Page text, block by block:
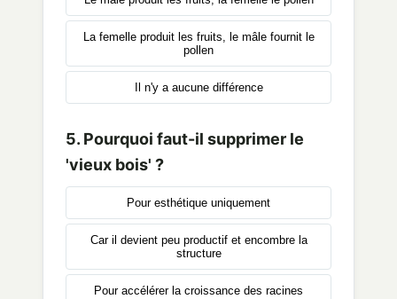
La femelle produit les fruits, le mâle fournit le
pollen
Il n'y a aucune différence
5. Pourquoi faut-il supprimer le
'vieux bois' ?
Pour esthétique uniquement
Car il devient peu productif et encombre la
structure
Pour accélérer la croissance des racines